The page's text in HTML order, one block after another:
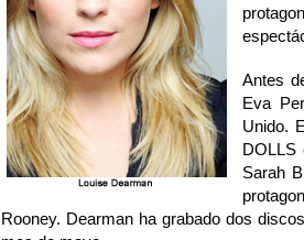
Antes
Eva
Unido.
DOLLS
Sarah
Rooney. Dearman ha grabado dos